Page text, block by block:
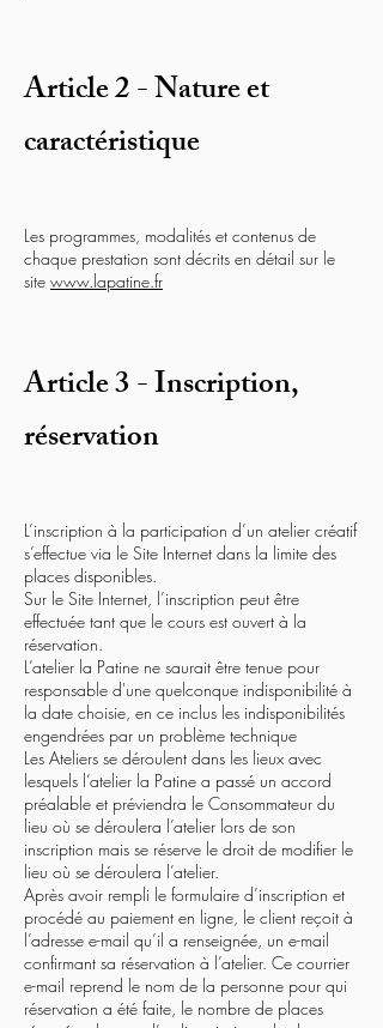
Article 2 - Nature et
caractéristique
Les programmes, modalités et contenus de
chaque prestation sont décrits en détail sur le
site www.lapatine.fr
Article 3 - Inscription,
réservation
L’inscription à la participation d’un atelier créatif
s’effectue via le Site Internet dans la limite des
places disponibles.
Sur le Site Internet, l’inscription peut être
effectuée tant que le cours est ouvert à la
réservation.
L’atelier la Patine ne saurait être tenue pour
responsable d'une quelconque indisponibilité à
la date choisie, en ce inclus les indisponibilités
engendrées par un problème technique
Les Ateliers se déroulent dans les lieux avec
lesquels l’atelier la Patine a passé un accord
préalable et préviendra le Consommateur du
lieu où se déroulera l’atelier lors de son
inscription mais se réserve le droit de modifier le
lieu où se déroulera l’atelier.
Après avoir rempli le formulaire d’inscription et
procédé au paiement en ligne, le client reçoit à
l’adresse e-mail qu’il a renseignée, un e-mail
confirmant sa réservation à l’atelier. Ce courrier
e-mail reprend le nom de la personne pour qui
réservation a été faite, le nombre de places